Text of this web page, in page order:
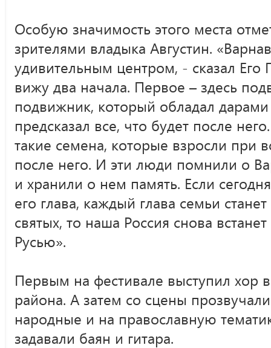
Особую значимость этого места
зрителями владыка Августин.
удивительным центром, - сказал Его
вижу два начала. Первое – здесь
подвижник, который обладал
предсказал все, что будет после
такие семена, которые взросли при
после него. И эти люди помнили о
и хранили о нем память. Если
его глава, каждый глава семьи
святых, то наша Россия снова
Русью».
Первым на фестивале выступил хор
района. А затем со сцены
народные и на православную
задавали баян и гитара.